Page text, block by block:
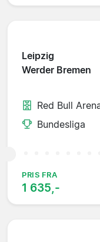
Leipzig
Werder Bremen
Red Bull
Bundesliga
PRIS FRA
1 635,-